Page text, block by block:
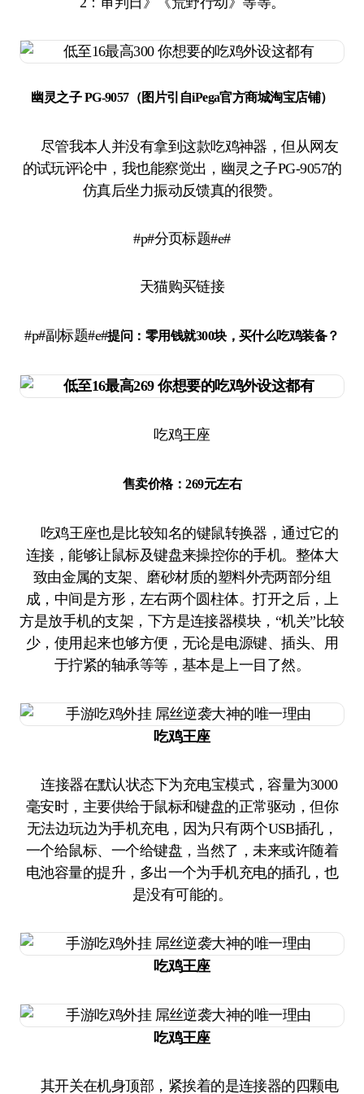
幽灵之子 PG-9057（图片引自iPega官方商城淘宝店铺）
尽管我本人并没有拿到这款吃鸡神器，但从网友
的试玩评论中，我也能察觉出，幽灵之子PG-9057的
仿真后坐力振动反馈真的很赞。
#p#分页标题#e#
天猫购买链接
#p#副标题#e#提问： 零用钱就300块，买什么吃鸡装备？
吃鸡王座
售卖价格：269元左右
吃鸡王座也是比较知名的键鼠转换器，通过它的
连接，能够让鼠标及键盘来操控你的手机。整体大
致由金属的支架、磨砂材质的塑料外壳两部分组
成，中间是方形，左右两个圆柱体。打开之后，上
方是放手机的支架，下方是连接器模块，“机关”比较
少，使用起来也够方便，无论是电源键、插头、用
于拧紧的轴承等等，基本是上一目了然。
吃鸡王座
连接器在默认状态下为充电宝模式，容量为3000
毫安时，主要供给于鼠标和键盘的正常驱动，但你
无法边玩边为手机充电，因为只有两个USB插孔，
一个给鼠标、一个给键盘，当然了，未来或许随着
电池容量的提升，多出一个为手机充电的插孔，也
是没有可能的。
吃鸡王座
吃鸡王座
其开关在机身顶部，紧挨着的是连接器的四颗电